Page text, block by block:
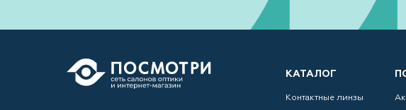
КАТАЛОГ
Контактные линзы